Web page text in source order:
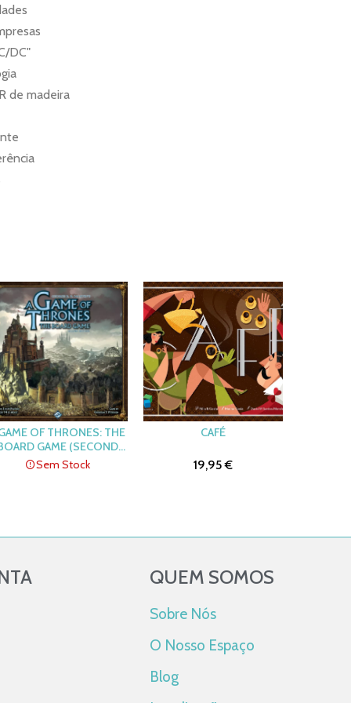
DC"
de madeira
OF THRONES: THE
GAME (SECOND
EDITION)
Sem Stock
CAFÉ
19,95 €
QUEM SOMOS
Sobre Nós
O Nosso Espaço
Blog